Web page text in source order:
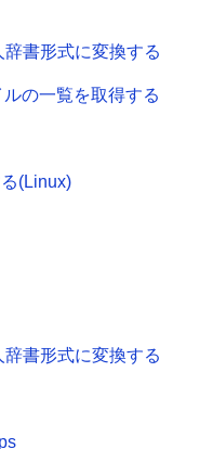
書形式に変換する
の一覧を取得する
(Linux)
書形式に変換する